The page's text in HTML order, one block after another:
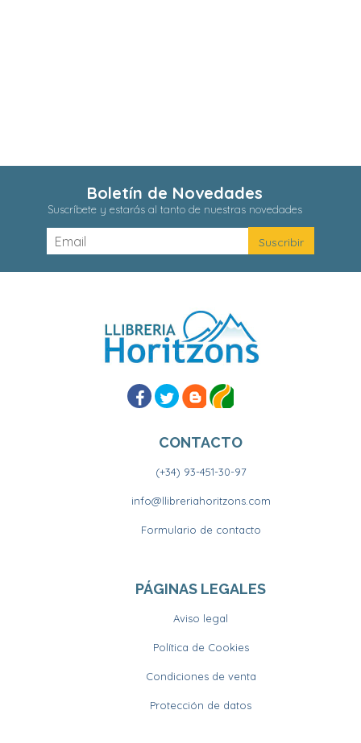
Boletín de Novedades
Suscríbete y estarás al tanto de nuestras novedades
CONTACTO
(+34) 93-451-30-97
info@llibreriahoritzons.com
Formulario de contacto
PÁGINAS LEGALES
Aviso legal
Política de Cookies
Condiciones de venta
Protección de datos